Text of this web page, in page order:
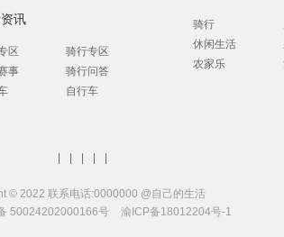
讯
区
骑行专区
事
骑行问答
自行车
骑行
休闲生活
农家乐
© 2022 联系电话:0000000 @自己的生活
50024202000166号
渝ICP备18012204号-1